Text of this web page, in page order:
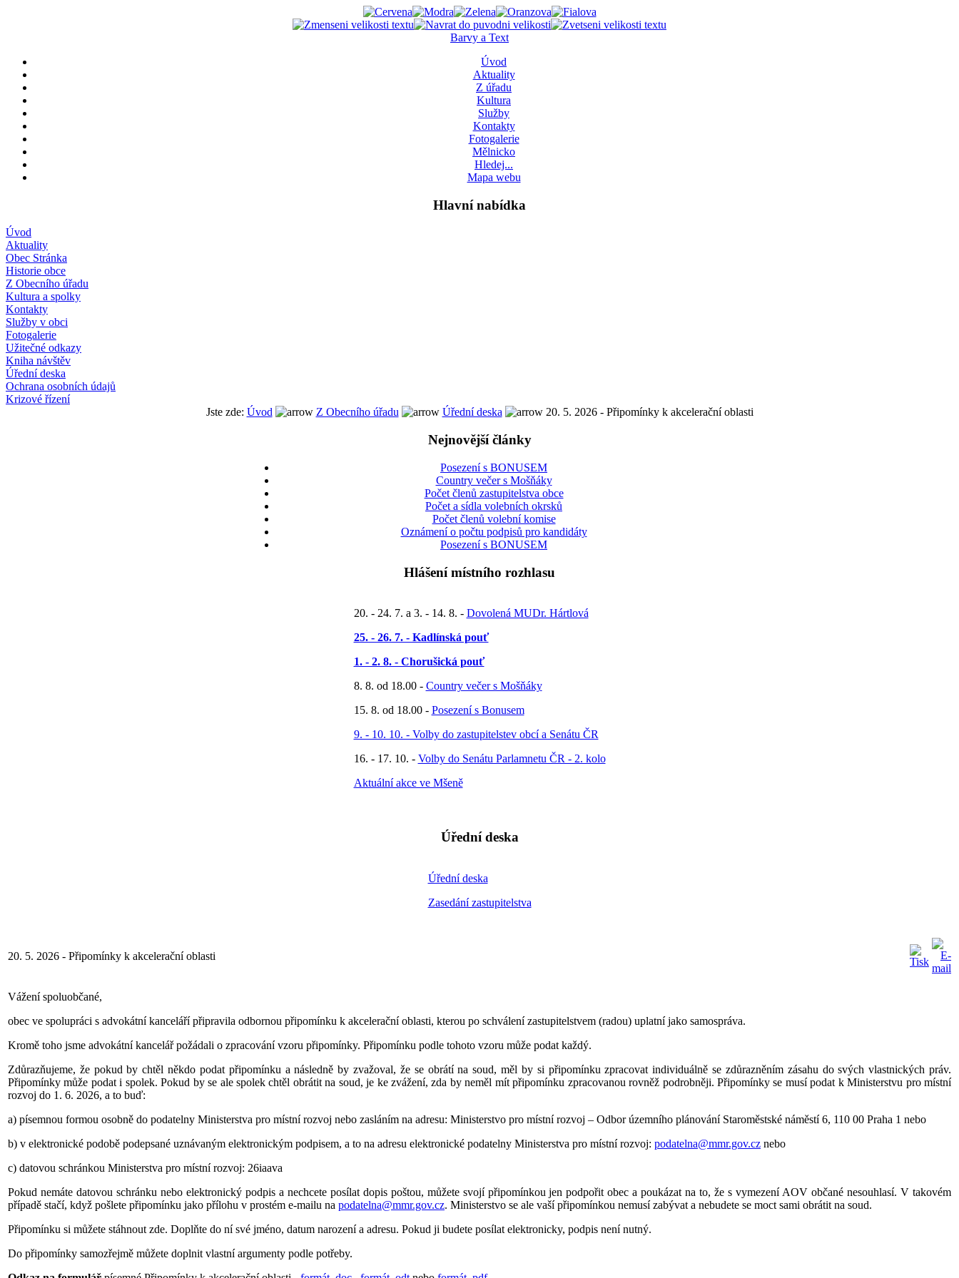
Barvy a Text
Úvod
Aktuality
Z úřadu
Kultura
Služby
Kontakty
Fotogalerie
Mělnicko
Hledej...
Mapa webu
Hlavní nabídka
Úvod
Aktuality
Obec Stránka
Historie obce
Z Obecního úřadu
Kultura a spolky
Kontakty
Služby v obci
Fotogalerie
Užitečné odkazy
Kniha návštěv
Úřední deska
Ochrana osobních údajů
Krizové řízení
Jste zde: Úvod Z Obecního úřadu Úřední deska 20. 5. 2026 - Připomínky k akcelerační oblasti
Nejnovější články
Posezení s BONUSEM
Country večer s Mošňáky
Počet členů zastupitelstva obce
Počet a sídla volebních okrsků
Počet členů volební komise
Oznámení o počtu podpisů pro kandidáty
Posezení s BONUSEM
Hlášení místního rozhlasu
20. - 24. 7. a 3. - 14. 8. - Dovolená MUDr. Hártlová
25. - 26. 7. - Kadlínská pouť
1. - 2. 8. - Chorušická pouť
8. 8. od 18.00 - Country večer s Mošňáky
15. 8. od 18.00 - Posezení s Bonusem
9. - 10. 10. - Volby do zastupitelstev obcí a Senátu ČR
16. - 17. 10. - Volby do Senátu Parlamnetu ČR - 2. kolo
Aktuální akce ve Mšeně
Úřední deska
Úřední deska
Zasedání zastupitelstva
20. 5. 2026 - Připomínky k akcelerační oblasti
Vážení spoluobčané,
obec ve spolupráci s advokátní kanceláří připravila odbornou připomínku k akcelerační oblasti, kterou po schválení zastupitelstvem (radou) uplatní jako samospráva.
Kromě toho jsme advokátní kancelář požádali o zpracování vzoru připomínky. Připomínku podle tohoto vzoru může podat každý.
Zdůrazňujeme, že pokud by chtěl někdo podat připomínku a následně by zvažoval, že se obrátí na soud, měl by si připomínku zpracovat individuálně se zdůrazněním zásahu do svých vlastnických práv.
Připomínky může podat i spolek. Pokud by se ale spolek chtěl obrátit na soud, je ke zvážení, zda by neměl mít připomínku zpracovanou rovněž podrobněji. Připomínky se musí podat k Ministerstvu pro místní
rozvoj do 1. 6. 2026, a to buď:
a) písemnou formou osobně do podatelny Ministerstva pro místní rozvoj nebo zasláním na adresu: Ministerstvo pro místní rozvoj – Odbor územního plánování Staroměstské náměstí 6, 110 00 Praha 1 nebo
b) v elektronické podobě podepsané uznávaným elektronickým podpisem, a to na adresu elektronické podatelny Ministerstva pro místní rozvoj: podatelna@mmr.gov.cz nebo
c) datovou schránkou Ministerstva pro místní rozvoj: 26iaava
Pokud nemáte datovou schránku nebo elektronický podpis a nechcete posílat dopis poštou, můžete svojí připomínkou jen podpořit obec a poukázat na to, že s vymezení AOV občané nesouhlasí. V takovém
případě stačí, když pošlete připomínku jako přílohu v prostém e-mailu na podatelna@mmr.gov.cz. Ministerstvo se ale vaší připomínkou nemusí zabývat a nebudete se moct sami obrátit na soud.
Připomínku si můžete stáhnout zde. Doplňte do ní své jméno, datum narození a adresu. Pokud ji budete posílat elektronicky, podpis není nutný.
Do připomínky samozřejmě můžete doplnit vlastní argumenty podle potřeby.